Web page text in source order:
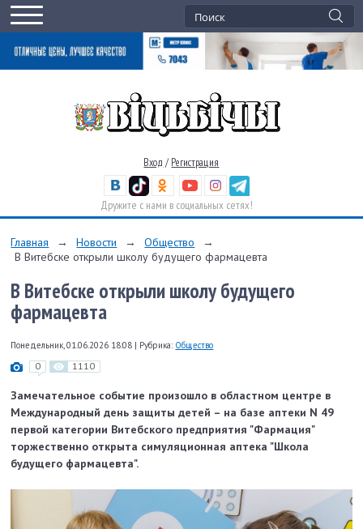
Вход / Регистрация
Дружите с нами в социальных сетях!
Главная → Новости → Общество
→
В Витебске открыли школу будущего фармацевта
В Витебске открыли школу будущего
фармацевта
Понедельник, 01.06.2026 18:08 | Рубрика: Общество
0 1110
Замечательное событие произошло в областном центре в
Международный день защиты детей – на базе аптеки N 49
первой категории Витебского предприятия "Фармация"
торжественно открыта симуляционная аптека "Школа
будущего фармацевта".